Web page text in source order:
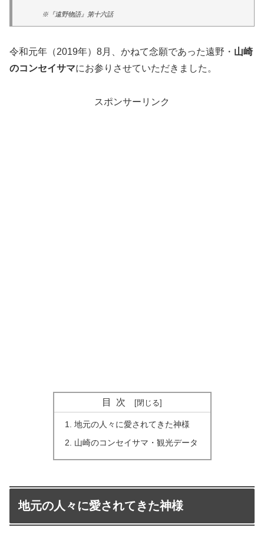
※『遠野物語』第十六話
令和元年（2019年）8月、かねて念願であった遠野・ 山崎
のコンセイサマにお参りさせていただきました。
スポンサーリンク
目次
地元の人々に愛されてきた神様
山崎のコンセイサマ・観光データ
地元の人々に愛されてきた神様